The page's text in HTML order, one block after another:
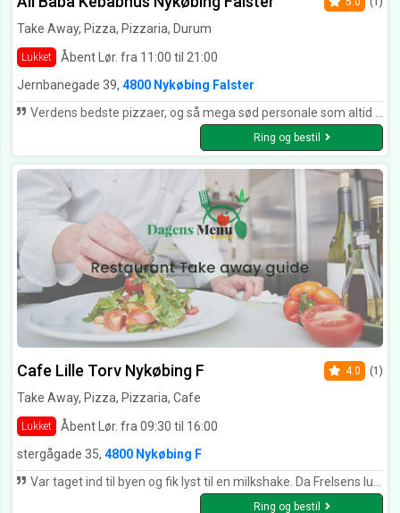
Take Away, Pizza, Pizzaria, Durum
Lukket Åbent Lør. fra 11:00 til 21:00
Jernbanegade 39, 4800 Nykøbing Falster
Verdens bedste pizzaer, og så mega sød personale som altid er venlige. hurtig levering som altid
Ring og bestil
Cafe Lille Torv Nykøbing F
Take Away, Pizza, Pizzaria, Cafe
Lukket Åbent Lør. fra 09:30 til 16:00
4.0 (1)
stergågade 35, 4800 Nykøbing F
Var taget ind til byen og fik lyst til en milkshake. Da Frelsens lukkede foran næsen på os, gik vi til caféen på lille torv. Det fortryder vi ikke. Han serverede den lækreste milkshake til fruen og jeg. Min kone blev helt vild og bestilte en mere😀 Så kan det ikke blive bedre, vi kommer igen næste weekend 😀
Ring og bestil